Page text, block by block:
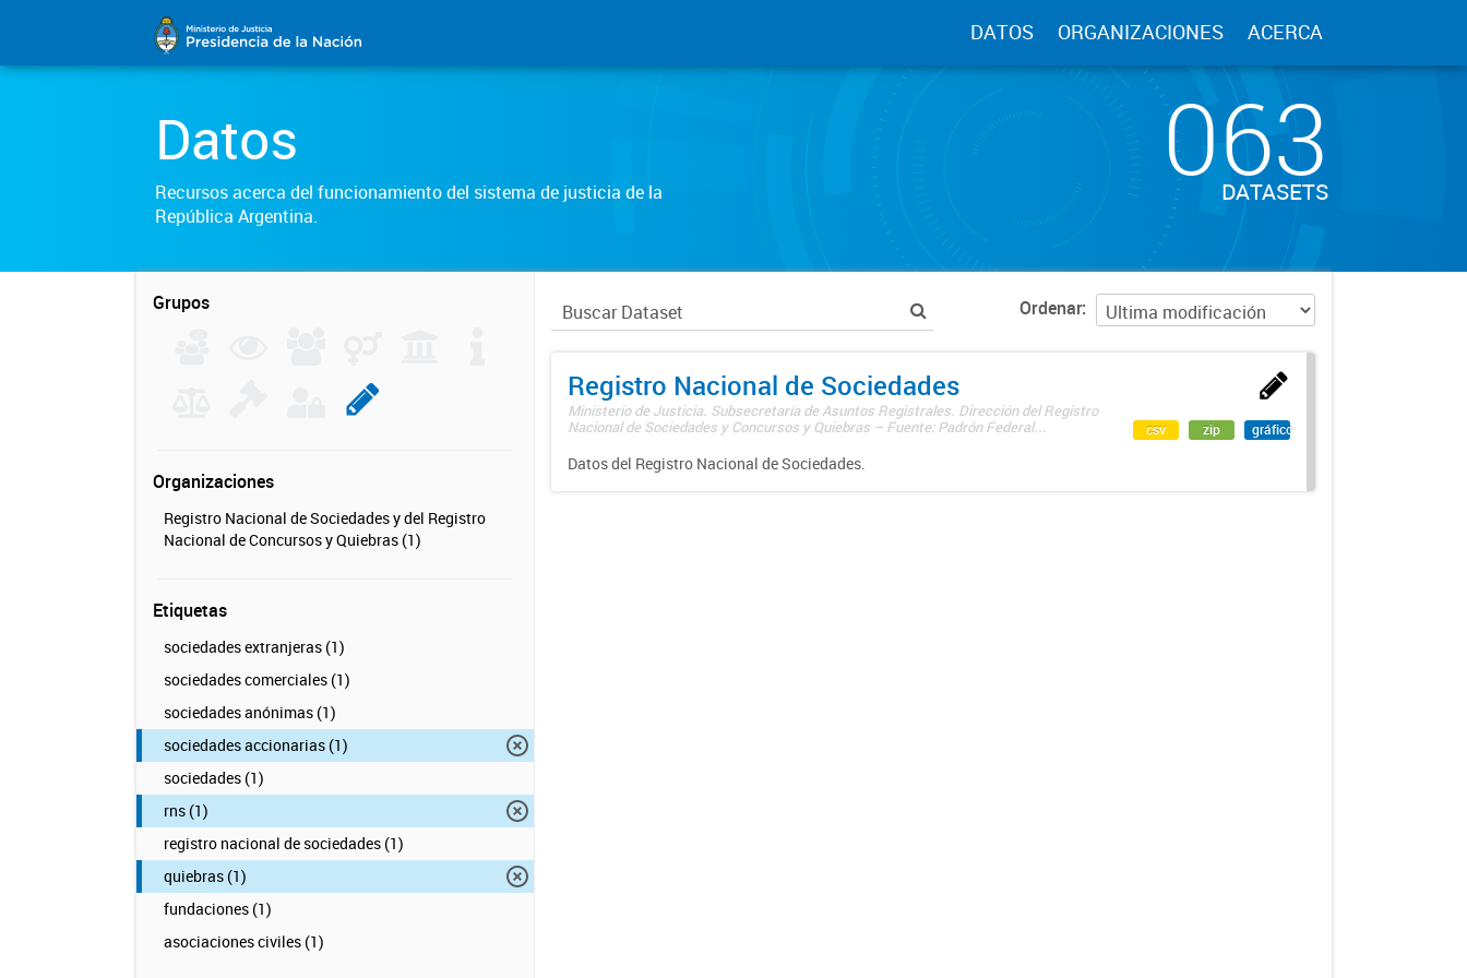
DATOS ORGANIZACIONES ACERCA
Datos
Recursos acerca del funcionamiento del sistema de justicia de la
República Argentina.
063
DATASETS
Grupos
Organizaciones
Registro Nacional de Sociedades y del Registro
Nacional de Concursos y Quiebras (1)
Etiquetas
sociedades extranjeras (1)
sociedades comerciales (1)
sociedades anónimas (1)
sociedades accionarias (1)
sociedades (1)
rns (1)
registro nacional de sociedades (1)
quiebras (1)
fundaciones (1)
asociaciones civiles (1)
Ordenar
Registro Nacional de Sociedades
Ministerio de Justicia. Subsecretaría de Asuntos Registrales. Dirección del Registro
Nacional de Sociedades y Concursos y Quiebras – Fuente: Padrón Federal...
Datos del Registro Nacional de Sociedades.
csv zip gráfico